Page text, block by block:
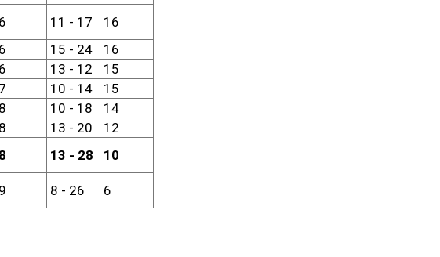
6 11 - 17
16
6 15 - 24
16
6 13 - 12
15
7 10 - 14
15
8 10 - 18
14
8 13 - 20
12
8 13 - 28 10
9 8 - 26 6